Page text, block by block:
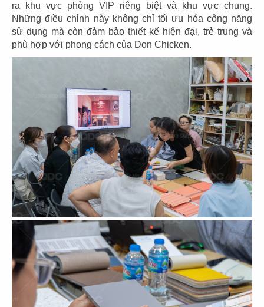
ra khu vực phòng VIP riêng biệt và khu vực chung.
Những điều chỉnh này không chỉ tối ưu hóa công năng
sử dụng mà còn đảm bảo thiết kế hiện đại, trẻ trung và
phù hợp với phong cách của Don Chicken.
51
BAOZ DIMSUM
CN Nguyễn Tri Phương
52
BAOZ HOTPOT
CN Nguyễn Tri Phương - Q.5
53
BẮC KIM THANG
CN Marina IFC
54
BẮC KIM THANG
CN Thiso Mall Sala
BẮC KIM THANG
CN Crescent Mall
56
BẮC KIM THANG
CN Estella Palace